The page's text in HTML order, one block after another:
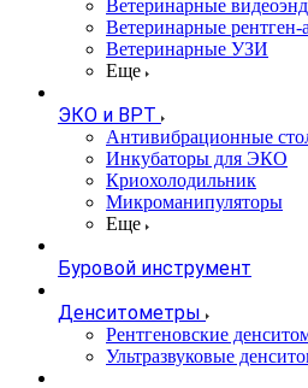
Ветеринарные
Ветеринарные рентген-
Ветеринарные УЗИ
Еще
ЭКО и ВРТ
Антивибрационные
Инкубаторы для ЭКО
Криохолодильник
Микроманипуляторы
Еще
Буровой инструмент
Денситометры
Рентгеновские
Ультразвуковые